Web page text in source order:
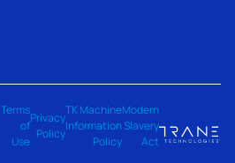
Terms
of
Use
Privacy
Policy
TK Machine
Information
Policy
Modern
Slavery
Act